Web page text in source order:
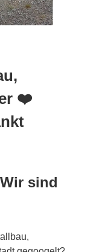
❤️
sind